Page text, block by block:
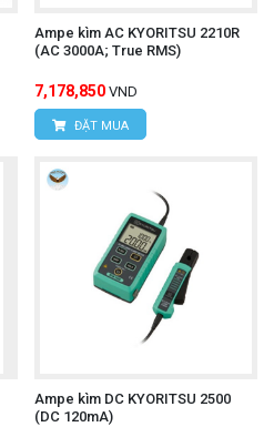
Ampe kìm AC KYORITSU 2210R
(AC 3000A; True RMS)
7,178,850 VND
ĐẶT MUA
Ampe kìm DC KYORITSU 2500
(DC 120mA)